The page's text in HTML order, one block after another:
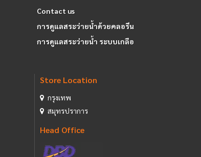
Contact us
การดูแลสระว่ายน้ำด้วยคลอรีน
การดูแลสระว่ายน้ำ ระบบเกลือ
Store Location
กรุงเทพ
สมุทรปราการ
Head Office